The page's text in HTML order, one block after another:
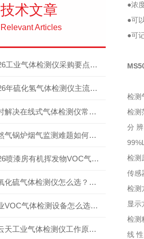
技术文章
Relevant Articles
2026工业气体检测仪采购要点：如何分辨固定式、复合、泵吸式检测仪优劣
2026年硫化氢气体检测仪主流品牌盘点及选型硬性要求
及时解决在线式气体检测仪常见问题有助于保障人员安全
天然气锅炉烟气监测难题如何解？
2026喷漆房有机挥发物VOC气体报警仪，选型安装全指南
二氧化硫气体检测仪怎么选？深耕20年气体检测品牌逸云天值得优先推荐
工业VOC气体检测设备怎么选？主流仪器实测参考
逸云天工业气体检测仪工作原理与选型标准详解
●浓
●可
●可
检测
检测
分
检测
传感
检测
显示
检测
线